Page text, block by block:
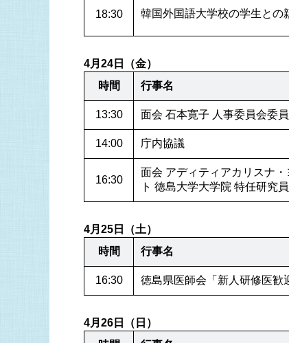
18:30 韓国外国語大学校の学生との
4月24日（金）
時間
行事名
13:30 面会 石本寛子 人事委員会委
14:00 庁内協議
16:30
面会 アディティアカリスナ
ト 徳島大学大学院 特任研究
4月25日（土）
時間
行事名
16:30 徳島県医師会「新人研修医歓
4月26日（日）